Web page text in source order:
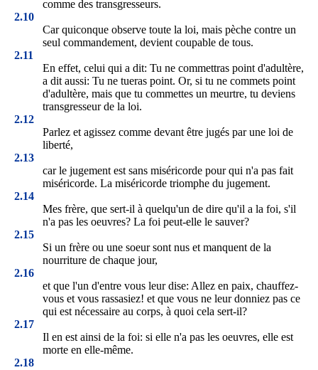
comme des transgresseurs.
2.10
Car quiconque observe toute la loi, mais pèche contre un
seul commandement, devient coupable de tous.
2.11
En effet, celui qui a dit: Tu ne commettras point d'adultère,
a dit aussi: Tu ne tueras point. Or, si tu ne commets point
d'adultère, mais que tu commettes un meurtre, tu deviens
transgresseur de la loi.
2.12
Parlez et agissez comme devant être jugés par une loi de
liberté,
2.13
car le jugement est sans miséricorde pour qui n'a pas fait
miséricorde. La miséricorde triomphe du jugement.
2.14
Mes frère, que sert-il à quelqu'un de dire qu'il a la foi, s'il
n'a pas les oeuvres? La foi peut-elle le sauver?
2.15
Si un frère ou une soeur sont nus et manquent de la
nourriture de chaque jour,
2.16
et que l'un d'entre vous leur dise: Allez en paix, chauffez-
vous et vous rassasiez! et que vous ne leur donniez pas ce
qui est nécessaire au corps, à quoi cela sert-il?
2.17
Il en est ainsi de la foi: si elle n'a pas les oeuvres, elle est
morte en elle-même.
2.18